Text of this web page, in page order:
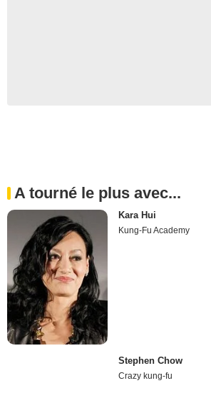
A tourné le plus avec...
Kara Hui
Kung-Fu Academy
Stephen Chow
Crazy kung-fu